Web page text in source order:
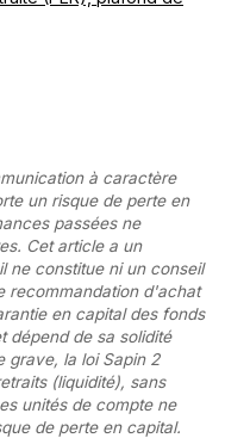
à caractère
un risque de perte en
passées ne
Cet article a un
ne constitue ni un conseil
recommandation d'achat
en capital des fonds
dépend de sa solidité
grave, la loi Sapin 2
(liquidité), sans
unités de compte ne
de perte en capital.